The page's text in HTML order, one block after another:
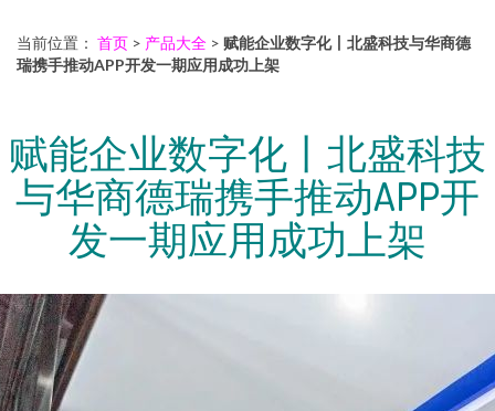
当前位置： 首页 > 产品大全 > 赋能企业数字化丨北盛科技与华商德
瑞携手推动APP开发一期应用成功上架
赋能企业数字化丨北盛科技
与华商德瑞携手推动APP开
发一期应用成功上架